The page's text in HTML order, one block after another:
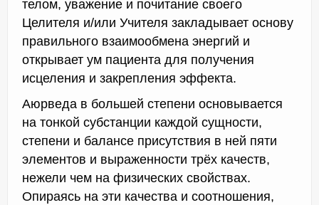
телом, уважение и почитание своего
Целителя и/или Учителя закладывает основу
правильного взаимообмена энергий и
открывает ум пациента для получения
исцеления и закрепления эффекта.
Аюрведа в большей степени основывается
на тонкой субстанции каждой сущности,
степени и балансе присутствия в ней пяти
элементов и выраженности трёх качеств,
нежели чем на физических свойствах.
Опираясь на эти качества и соотношения,